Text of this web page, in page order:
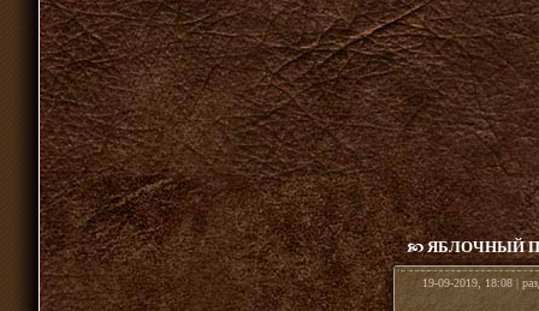
ЯБЛОЧНЫЙ
19-09-2019, 18:08 |